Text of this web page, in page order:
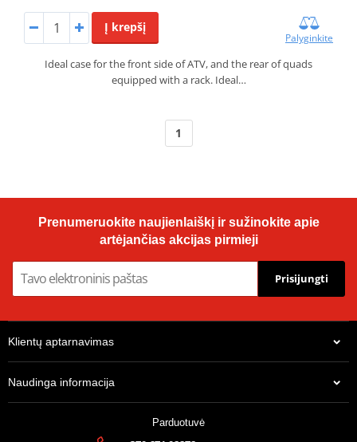
Į krepšį
Palyginkite
Ideal case for the front side of ATV, and the rear of quads
equipped with a rack. Ideal…
1
Prenumeruokite naujienlaiškį ir sužinokite apie
artėjančias akcijas pirmieji
Prisijungti
Klientų aptarnavimas
Naudinga informacija
Parduotuvė